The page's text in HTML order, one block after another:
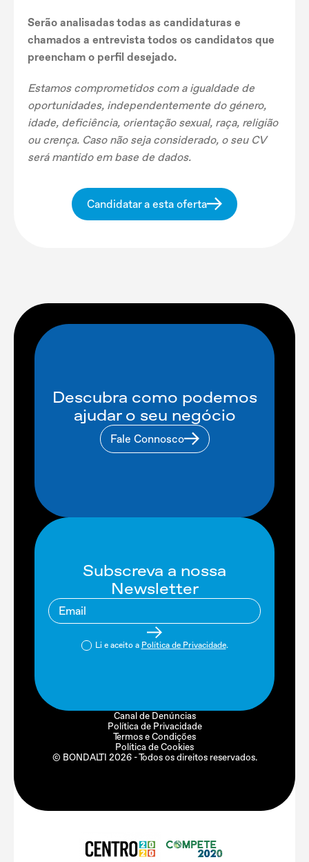
Serão analisadas todas as candidaturas e
chamados a entrevista todos os candidatos que
preencham o perfil desejado.
Estamos comprometidos com a igualdade de
oportunidades, independentemente do género,
idade, deficiência, orientação sexual, raça, religião
ou crença. Caso não seja considerado, o seu CV
será mantido em base de dados.
Candidatar a esta oferta
Descubra como podemos
ajudar o seu negócio
Fale Connosco
Subscreva a nossa
Newsletter
Li e aceito a Política de Privacidade.
© BONDALTI 2026- Todos os direitos reservados.
Canal de Denúncias
Política de Privacidade
Termos e Condições
Política de Cookies